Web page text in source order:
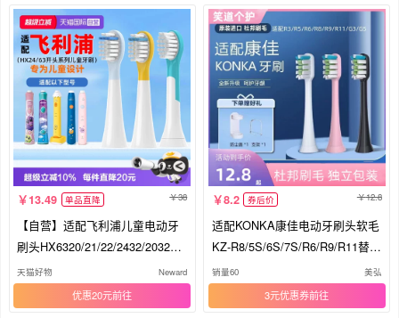
13.49 单品直降 38
【自营】适配飞利浦儿童电动牙
刷头HX6320/21/22/2432/2032替
换头
天猫好物 Neward
优惠20元
8.2 券后价 12.8
适配KONKA康佳电动牙刷头软毛
KZ-R8/5S/6S/7S/R6/R9/R11替换
通用
销量60 美弘
3元优惠券